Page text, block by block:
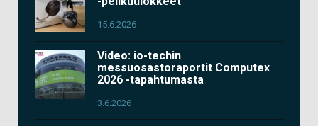
15.6.2026
Video: io-techin
messuosastoraportit Computex
2026 -tapahtumasta
3.6.2026